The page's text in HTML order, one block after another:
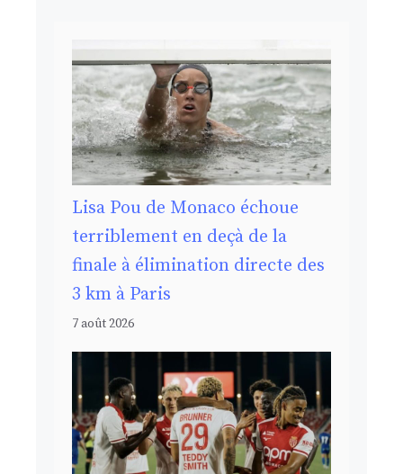
Lisa Pou de Monaco échoue
terriblement en deçà de la
finale à élimination directe des
3 km à Paris
7 août 2026